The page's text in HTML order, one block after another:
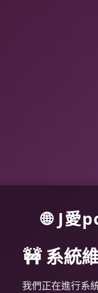
🌐 J愛
🚧 系統
我們正在進行系